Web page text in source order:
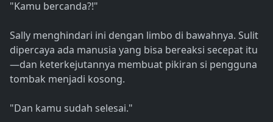
"Kamu bercanda?!"
Sally menghindari ini dengan limbo di bawahnya. Sulit
dipercaya ada manusia yang bisa bereaksi secepat itu
—dan keterkejutannya membuat pikiran si pengguna
tombak menjadi kosong.
"Dan kamu sudah selesai."